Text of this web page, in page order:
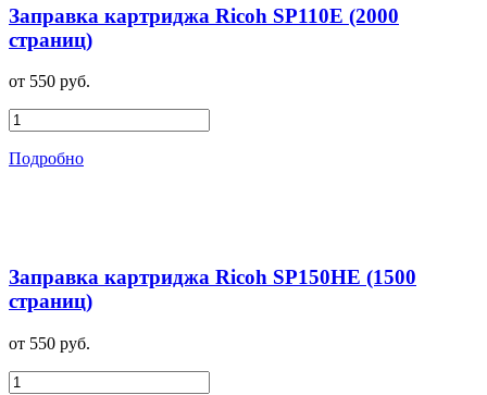
Заправка картриджа Ricoh SP110E (2000
страниц)
от 550 руб.
Подробно
Заправка картриджа Ricoh SP150HE (1500
страниц)
от 550 руб.